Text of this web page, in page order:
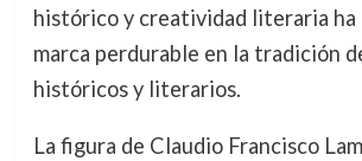
histórico y creatividad literaria ha
marca perdurable en la tradición
históricos y literarios.
La figura de Claudio Francisco